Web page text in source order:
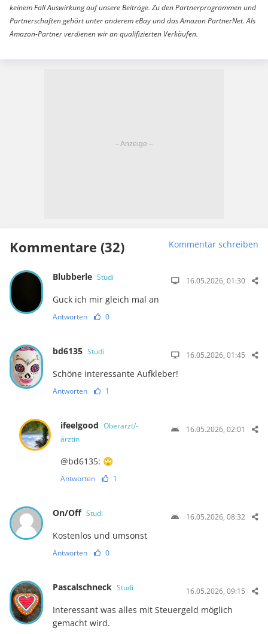
keinem Fall Auswirkung auf unsere Beiträge. Zu den Partnerprogrammen und
Partnerschaften gehört unter anderem eBay und das Amazon PartnerNet. Als
Amazon-Partner verdienen wir an qualifizierten Verkäufen.
Kommentare (32) Kommentar schreiben
Blubberle Studi 16.05.2026, 01:30
Guck ich mir gleich mal an
Antworten 0
bd6135 Studi 16.05.2026, 01:45
Schöne interessante Aufkleber!
Antworten 1
ifeelgood Oberarzt/-
ärztin
16.05.2026, 02:01
@bd6135: 🙄
Antworten 1
On/Off Studi 16.05.2026, 08:32
Kostenlos und umsonst
Antworten 0
Pascalschneck Studi 16.05.2026, 09:15
Interessant was alles mit Steuergeld möglich
gemacht wird.